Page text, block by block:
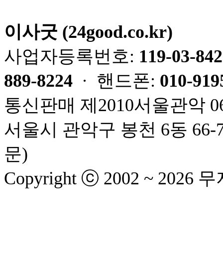
이사굿 (24good.co.kr)
사업자등록번호: 119-03-
889-8224 · 핸드폰: 010-
통신판매 제2010서울관악
서울시 관악구 봉천 6동
문)
Copyright ⓒ 2002 ~ 2026